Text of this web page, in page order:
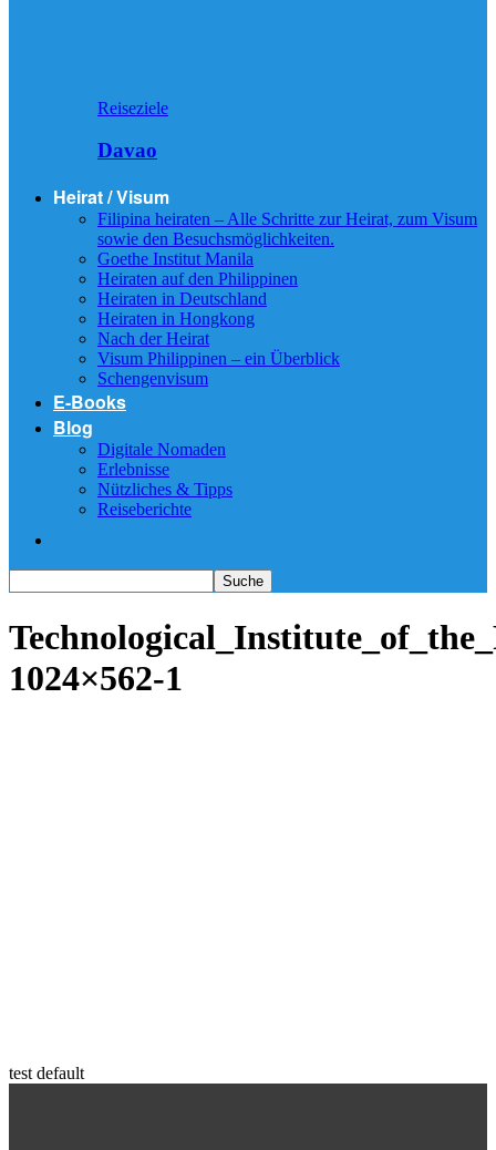
Reiseziele
Davao
Heirat / Visum
Filipina heiraten – Alle Schritte zur Heirat, zum Visum
sowie den Besuchsmöglichkeiten.
Goethe Institut Manila
Heiraten auf den Philippinen
Heiraten in Deutschland
Heiraten in Hongkong
Nach der Heirat
Visum Philippinen – ein Überblick
Schengenvisum
E-Books
Blog
Digitale Nomaden
Erlebnisse
Nützliches & Tipps
Reiseberichte
1024×562-1
test default